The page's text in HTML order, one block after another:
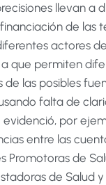
llevan a
de las
actores
que permiten
las posibles
falta de
evidenció, por
entre las
Promotoras de
de Salud